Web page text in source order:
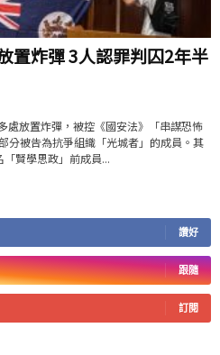
置炸彈 3人認罪判囚2年半
處放置炸彈，被控《國安法》「串謀恐怖
分被告為抗爭組織「光城者」的成員。其
賢學思政」前成員...
讚好
跟隨
訂閱